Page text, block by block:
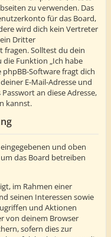
zu verwenden. Das
für das Board,
wird dich kein Vertreter
Dritter
fragen. Solltest du dein
die Funktion „Ich habe
phpBB-Software fragt dich
E-Mail-Adresse und
an diese Adresse,
kannst.
und oben
das Board betreiben
im Rahmen einer
seinen Interessen sowie
und Aktionen
von deinem Browser
sofern dies zur